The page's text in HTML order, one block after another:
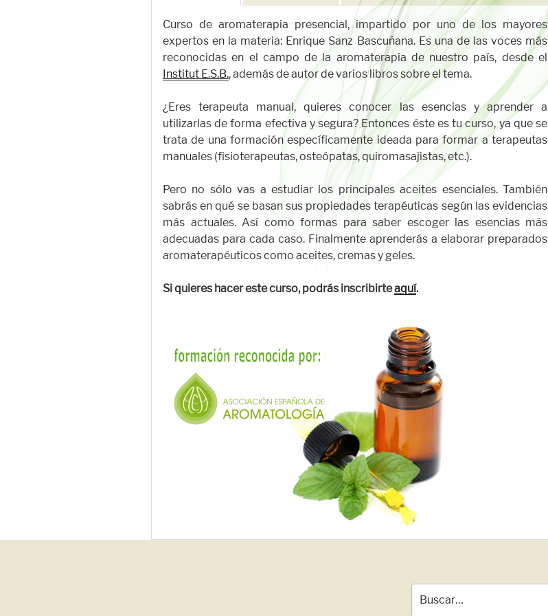
Curso de aromaterapia presencial, impartido por uno de los mayores
expertos en la materia: Enrique Sanz Bascuñana. Es una de las voces más
reconocidas en el campo de la aromaterapia de nuestro país, desde el
Institut E.S.B., además de autor de varios libros sobre el tema.
¿Eres terapeuta manual, quieres conocer las esencias y aprender a
utilizarlas de forma efectiva y segura? Entonces éste es tu curso, ya que se
trata de una formación específicamente ideada para formar a terapeutas
manuales (fisioterapeutas, osteópatas, quiromasajistas, etc.).
Pero no sólo vas a estudiar los principales aceites esenciales. También
sabrás en qué se basan sus propiedades terapéuticas según las evidencias
más actuales. Así como formas para saber escoger las esencias más
adecuadas para cada caso. Finalmente aprenderás a elaborar preparados
aromaterapéuticos como aceites, cremas y geles.
Si quieres hacer este curso, podrás inscribirteaquí.